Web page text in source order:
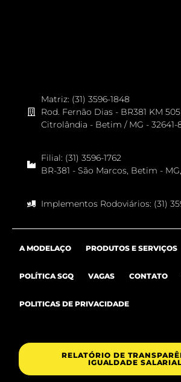
Matriz: (31) 3596-1848
Rod. Fernão Dias - BR381 KM
Citrolândia - Betim / MG - 32641-
Filial: (31) 3596-1762
BR-381 - São Marcos, Betim -
Implementos Rodoviários: (31)
A MODELAÇO PRODUTOS E SERVIÇOS
POLÍTICA SGQ VAGAS CONTATO
POLITICAS DE PRIVACIDADE
RELATÓRIO DE
IGUALDADE